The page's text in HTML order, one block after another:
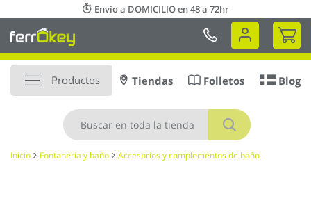
al
contenido
Envío a DOMICILIO en 48 a 72hr
Mi
Productos
Buscar
Tiendas Folletos Blog
Inicio Fontanería y baño Accesorios y complementos de baño